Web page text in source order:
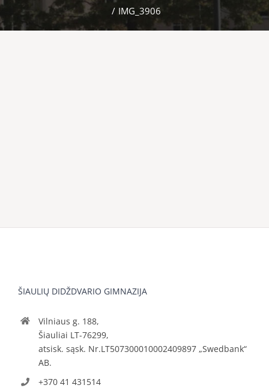
/ IMG_3906
ŠIAULIŲ DIDŽDVARIO GIMNAZIJA
Vilniaus g. 188,
Šiauliai LT-76299,
atsisk. sąsk. Nr.LT507300010002409897 „Swedbank“
AB.
+370 41 431514